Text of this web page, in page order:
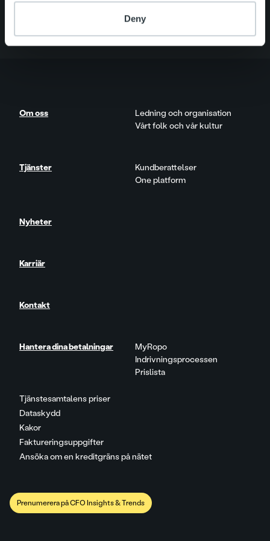
Deny
Om oss
Tjänstesamtalens priser
Dataskydd
Kakor
Faktureringsuppgifter
Ansöka om en kreditgräns på nätet
Om oss
Ledning och organisation
Vårt folk och vår kultur
Tjänster
Kundberattelser
One platform
Nyheter
Karriär
Kontakt
Hantera dina betalningar
MyRopo
Indrivningsprocessen
Prislista
Prenumerera på CFO Insights & Trends